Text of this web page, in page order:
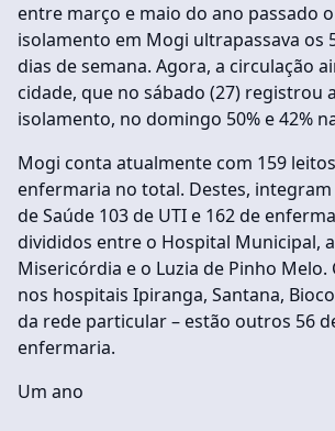
entre março e maio do ano passado
isolamento em Mogi ultrapassava os
dias de semana. Agora, a circulação
cidade, que no sábado (27) registrou
isolamento, no domingo 50% e 42%
Mogi conta atualmente com 159
enfermaria no total. Destes,
de Saúde 103 de UTI e 162 de
divididos entre o Hospital Municipal,
Misericórdia e o Luzia de Pinho Melo.
nos hospitais Ipiranga, Santana,
da rede particular – estão outros 56
enfermaria.
Um ano